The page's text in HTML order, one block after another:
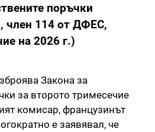
поръчки
член 114 от ДФЕС,
на 2026 г.)
Закона за
за второто тримесечие
комисар, французинът
е заявявал, че